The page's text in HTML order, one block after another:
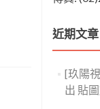
近期文章
[玖陽
出 貼